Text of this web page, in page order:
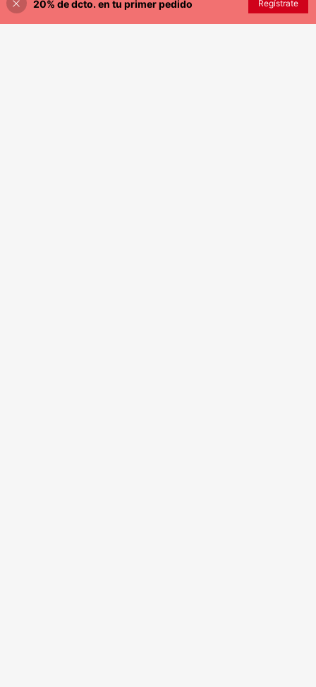
¡30% DE DESCUENTO! AÑADIR A LA BOLSA
20% de dcto. en tu primer pedido Regístrate